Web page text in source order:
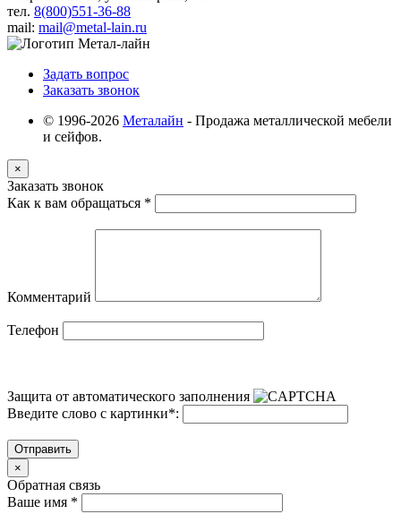
тел. 8(800)551-36-88
mail: mail@metal-lain.ru
Задать вопрос
Заказать звонок
© 1996-2026 Металайн - Продажа металлической мебели
и сейфов.
×
Заказать звонок
Как к вам обращаться *
Комментарий
Телефон
Защита от автоматического заполнения
Введите слово с картинки*:
Отправить
×
Обратная связь
Ваше имя *